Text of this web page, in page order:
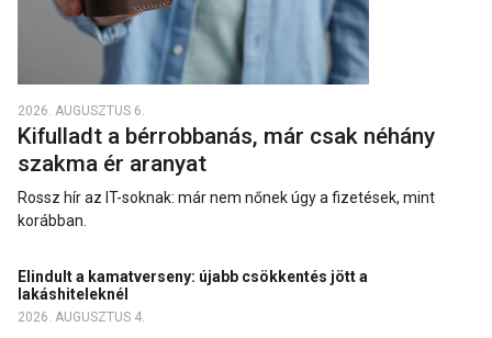
2026. AUGUSZTUS 6.
Kifulladt a bérrobbanás, már csak néhány
szakma ér aranyat
Rossz hír az IT-soknak: már nem nőnek úgy a fizetések, mint
korábban.
Elindult a kamatverseny: újabb csökkentés jött a
lakáshiteleknél
2026. AUGUSZTUS 4.